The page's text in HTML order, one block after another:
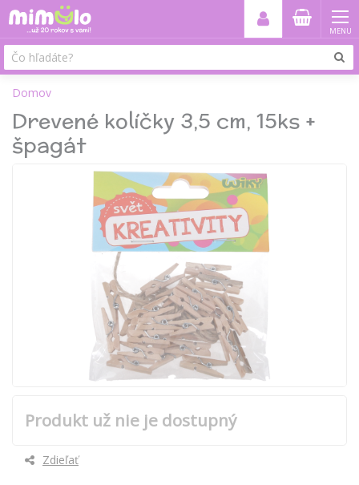
MENU
Domov
Drevené kolíčky 3,5 cm, 15ks +
špagát
Produkt už nie je dostupný
Zdieľať